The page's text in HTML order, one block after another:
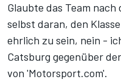
Glaubte das Team
selbst daran, den
ehrlich zu sein, nein -
Catsburg gegenüber
von 'Motorsport.com'.